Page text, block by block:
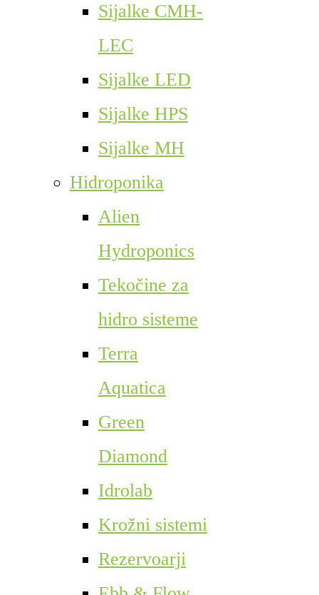
Sijalke CMH-
LEC
Sijalke LED
Sijalke HPS
Sijalke MH
Hidroponika
Alien
Hydroponics
Tekočine za
hidro sisteme
Terra
Aquatica
Green
Diamond
Idrolab
Krožni sistemi
Rezervoarji